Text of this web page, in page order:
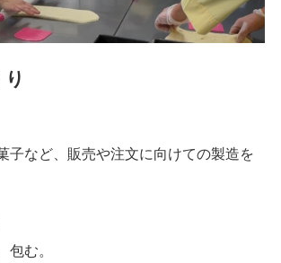
子など、販売や注文に向けての製造を
包む。